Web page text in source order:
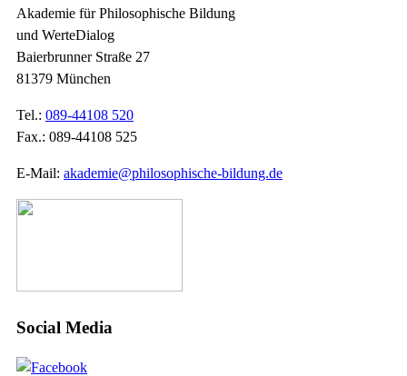
Akademie für Philosophische Bildung
und WerteDialog
Baierbrunner Straße 27
81379 München
Tel.: 089-44108 520
Fax.: 089-44108 525
E-Mail: akademie@philosophische-bildung.de
Social Media